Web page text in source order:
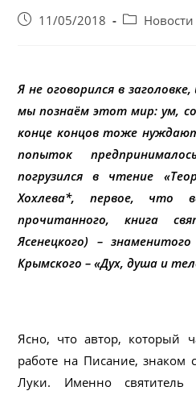
Запись11/05/2018
PostНовости
Я не оговорился в
мы познаём этот мир: ум,
конце концов тоже
попыток
погрузился в чтение
Хохлева*, первое, что
прочитанного, книга
Ясенецкого) –
Крымского – «Дух, душа и
Ясно, что автор, который
работе на Писание, знаком
Луки. Именно